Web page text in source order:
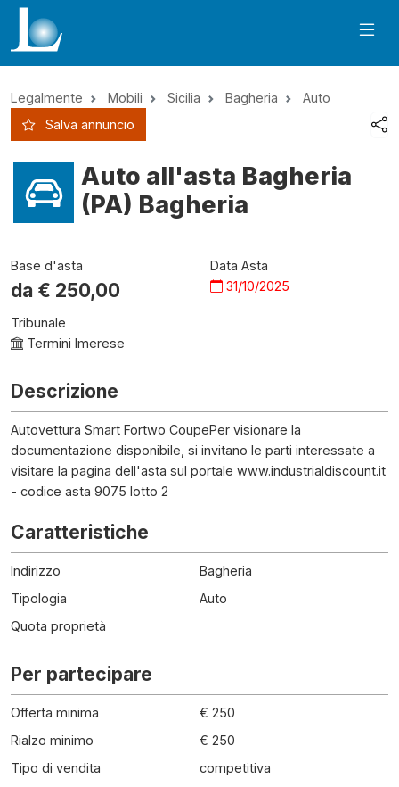
Legalmente Mobili Sicilia Bagheria
Auto
Salva annuncio
Auto all'asta Bagheria
(PA) Bagheria
Base d'asta
da € 250,00
Data Asta
31/10/2025
Tribunale
Termini Imerese
Descrizione
Autovettura Smart Fortwo CoupePer visionare la
documentazione disponibile, si invitano le parti interessate a
visitare la pagina dell'asta sul portale www.industrialdiscount.it
- codice asta 9075 lotto 2
Caratteristiche
Indirizzo
Bagheria
Tipologia
Auto
Quota proprietà
Per partecipare
Offerta minima
€ 250
Rialzo minimo
€ 250
Tipo di vendita
competitiva